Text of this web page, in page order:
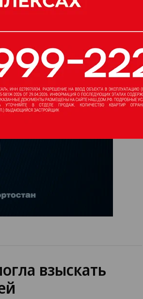
до этого им являлся
«Промстройкомплект» не
взыскать